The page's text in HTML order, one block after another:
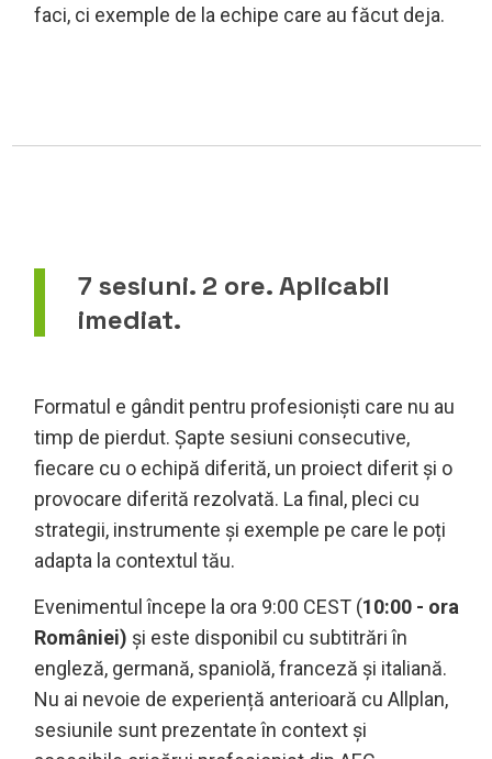
faci, ci exemple de la echipe care au făcut deja.
7 sesiuni. 2 ore. Aplicabil
imediat.
Formatul e gândit pentru profesioniști care nu au
timp de pierdut. Șapte sesiuni consecutive,
fiecare cu o echipă diferită, un proiect diferit și o
provocare diferită rezolvată. La final, pleci cu
strategii, instrumente și exemple pe care le poți
adapta la contextul tău.
Evenimentul începe la ora 9:00 CEST (10:00 - ora
României) și este disponibil cu subtitrări în
engleză, germană, spaniolă, franceză și italiană.
Nu ai nevoie de experiență anterioară cu Allplan,
sesiunile sunt prezentate în context și